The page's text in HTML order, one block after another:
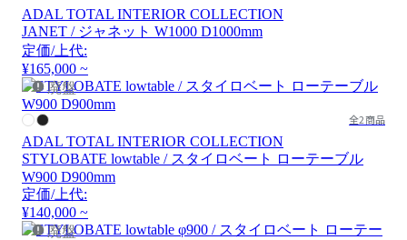
ADAL TOTAL INTERIOR COLLECTION
JANET / ジャネット W1000 D1000mm
定価/上代:
¥165,000 ~
廃盤
全2商品
ADAL TOTAL INTERIOR COLLECTION
STYLOBATE lowtable / スタイロベート ローテーブル
W900 D900mm
定価/上代:
¥140,000 ~
廃盤